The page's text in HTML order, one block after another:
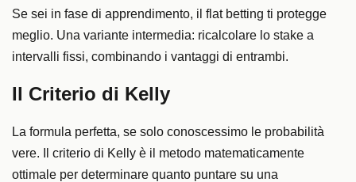
Se sei in fase di apprendimento, il flat betting ti protegge
meglio. Una variante intermedia: ricalcolare lo stake a
intervalli fissi, combinando i vantaggi di entrambi.
Il Criterio di Kelly
La formula perfetta, se solo conoscessimo le probabilità
vere. Il criterio di Kelly è il metodo matematicamente
ottimale per determinare quanto puntare su una